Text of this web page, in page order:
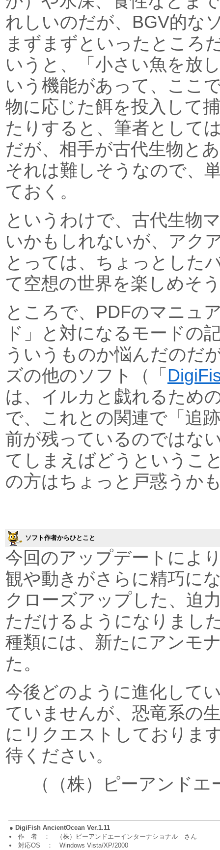
れしいのだが、BGV的な
まずまずといったところ
いうと、「小さい魚を放
いう機能があって、ここ
物に応じた餌を投入して
たりすると、筆者として
だが、相手が古代生物と
それは難しそうなので、
ておく。
というわけで、古代生物
いかもしれないが、アク
とっては、ちょっとした
て空想の世界を楽しめそ
ところで、PDFのマニュ
ド」と対になるモードの
ういうものか悩んだのだ
ズの他のソフト（「
は、イルカと戯れるため
で、これとの関連で「追
前が残っているのではな
てしまえばどうというこ
の方はちょっと戸惑うか
ソフト作者からひとこと
今回のアップデートによ
観や動きがさらに精巧に
クローズアップした、迫
ただけるようになりまし
種類には、新たにアンモ
た。
今後どのように進化して
ていませんが、恐竜系の
にリクエストしておりま
待ください。
（（株）ピーアンド
● DigiFish AncientOcean Ver.1.11
作 者 ： （株）ピーアンドエーインターナショナル さん
対応OS ： Windows Vista/XP/2000